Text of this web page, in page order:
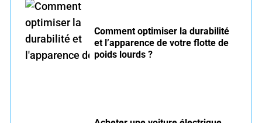
Comment optimiser la durabilité
et l’apparence de votre flotte de
poids lourds ?